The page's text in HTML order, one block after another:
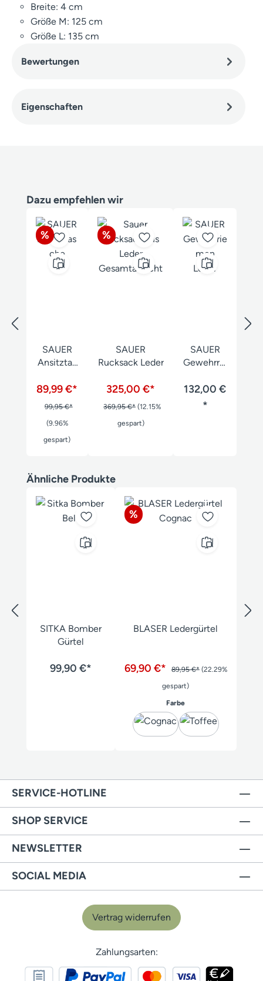
Breite: 4 cm
Größe M: 125 cm
Größe L: 135 cm
Bewertungen
Eigenschaften
Produktgalerie überspringen
Dazu empfehlen wir
Rabatt
%
SAUER
Ansitztas
89,99 €*
99,95 €*
(9.96%
gespart)
Rabatt
%
SAUER
Rucksack Leder
325,00 €*
369,95 €* (12.15%
gespart)
SAUER
Gewehrrie
Leder
132,00 €
*
Produktgalerie überspringen
Ähnliche Produkte
SITKA Bomber
Gürtel
99,90 €*
Rabatt
%
BLASER Ledergürtel
69,90 €* 89,95 €* (22.29%
gespart)
Farbeauswählen
SERVICE-HOTLINE
SHOP SERVICE
NEWSLETTER
SOCIAL MEDIA
Vertrag widerrufen
Zahlungsarten: